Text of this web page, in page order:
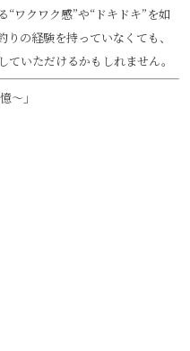
ワクワク感”や“ドキドキ”を如
の経験を持っていなくても、
いただけるかもしれません。
〜」